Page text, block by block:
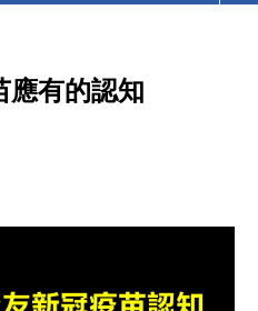
應有的認知